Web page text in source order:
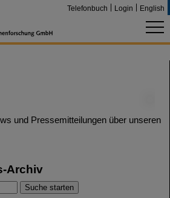
Telefonbuch Login English
und Pressemitteilungen über unseren
Archiv